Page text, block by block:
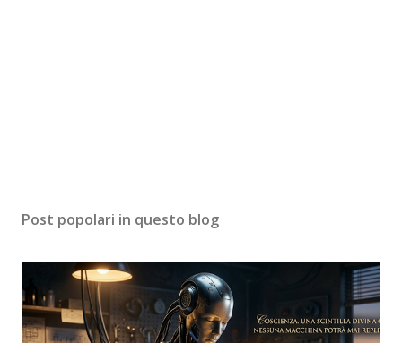
Post popolari in questo blog